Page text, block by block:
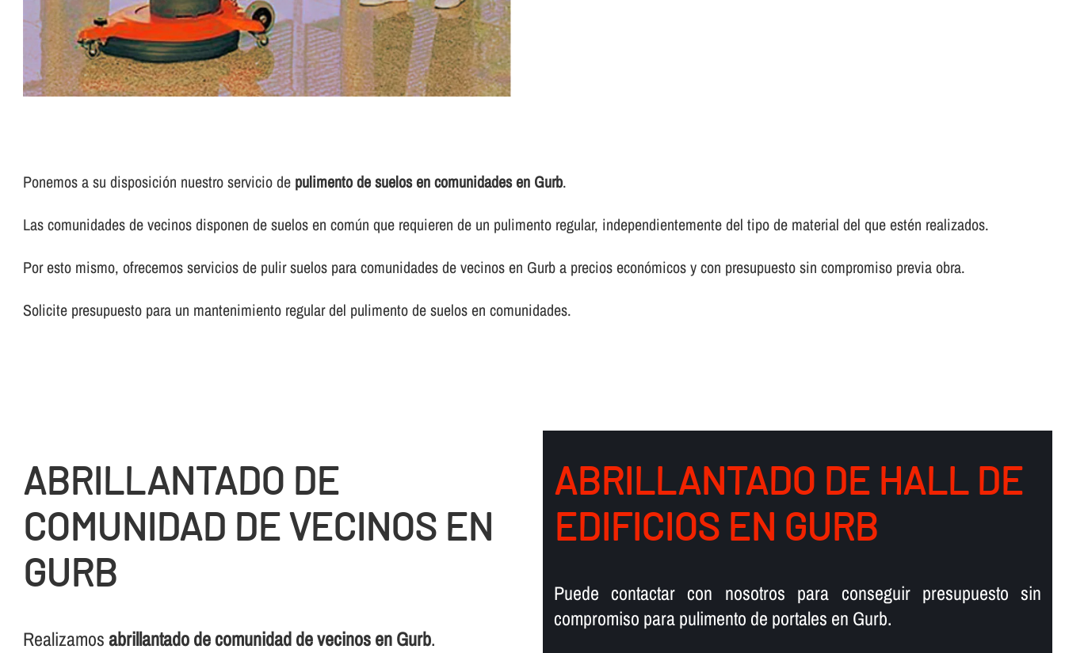
Ponemos a su disposición nuestro servicio de pulimento de suelos en comunidades en Gurb.
Las comunidades de vecinos disponen de suelos en común que requieren de un pulimento regular, independientemente del tipo de material del que estén realizados.
Por esto mismo, ofrecemos servicios de pulir suelos para comunidades de vecinos en Gurb a precios económicos y con presupuesto sin compromiso previa obra.
Solicite presupuesto para un mantenimiento regular del pulimento de suelos en comunidades.
ABRILLANTADO DE
COMUNIDAD DE VECINOS EN
GURB
Realizamosabrillantado de comunidad de vecinos en Gurb.
ABRILLANTADO DE HALL DE
EDIFICIOS EN GURB
Puede contactar con nosotros para conseguir presupuesto sin
compromiso para pulimento de portales en Gurb.